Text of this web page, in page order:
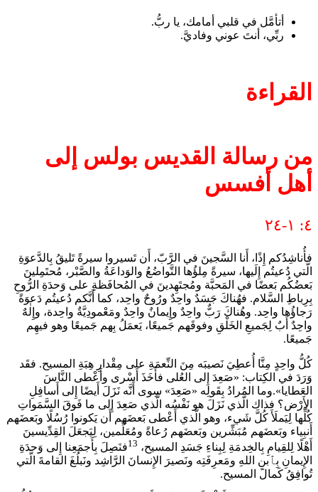
أتأمَّل في قلبي أمامك، يا ربُّ.
ربِّي، أنتَ عوني وفاديَّ.
القراءة
من رسالة القديس بولس إلى
أهل أفسس
٤: ١-٢٤
فأُناشِدُكم إِذًا، أَنا السَّجينَ في الرَّبّ، أَن تَسيروا سيرةً تَليقُ بِالدَّعوَةِ
الَّتي دُعيتُم إِلَيها، سيرةً مِلؤُها التَّواضُعُ والوَداعَةُ والصَّبْر، مُحتَمِلينَ
بَعضُكُم بَعضًا في المَحبَّة ومُجتَهِدينَ في المُحافَظةِ على وَحدَةِ الرُّوحِ
بِرِباطِ السَّلام. فهُناكَ جَسَدٌ واحِدٌ ورُوحٌ واحِد، كما أَنَّكم دُعيتُم دَعوَةً
رَجاؤُها واحِد. وهُناكَ رَبٌّ واحِدٌ وإِيمانٌ واحِدٌ ومَعْمودِيَّةٌ واحِدة، وإِلٰهٌ
واحِدٌ أَبٌ لِجَميعِ الخَلْقِ وفوقَهم جَميعًا، يَعمَلُ بِهم جَميعًا وهو فيهِم
جَميعًا.
كُلُّ واحِدٍ مِنَّا أُعطِيَ نَصيبَه مِنَ النِّعمَةِ على مِقْدارِ هِبَةِ المسيح. فقَد
وَرَدَ في الكِتاب: «صَعِدَ إِلى العُلى فأَخَذَ أَسْرى وأَعْطى النَّاسَ
العَطايا».وما المُرادُ بِقَولِه «صَعِدَ» سِوى أَنَّه نَزَلَ أَيضًا إِلى أَسافِلِ
الأَرْض؟ فذاك الَّذي نَزَلَ هو نَفْسُه الَّذي صَعِدَ إِلى ما فَوقَ السَّمَواتِ
كُلِّها لِيَملَأَ كُلَّ شَيء، وهو الَّذي أَعْطى بَعضَهم أَن يَكونوا رُسُلًا وبَعضَهم
أَنبِياء وبَعضَهم مُبَشِّرين وبَعضَهم رُعاةً ومُعَلِّمين، لِيَجعَلَ القِدِّيسينَ
أَهْلًا لِلقِيامِ بِالخِدمَةِ لِبِناءِ جَسَدِ المسيح، 13فنَصِلَ بِأَجمَعِنا إِلى وَحدَةِ
الإِيمانِ بِٱبنِ اللهِ ومَعرِفَتِه ونَصيرَ الإِنسانَ الرَّاشِد ونَبلُغَ القامةَ الَّتي
تُوافِقُ كَمالَ المسيح.